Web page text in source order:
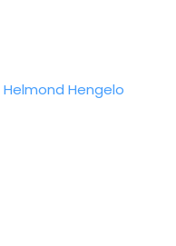
Helmond Hengelo